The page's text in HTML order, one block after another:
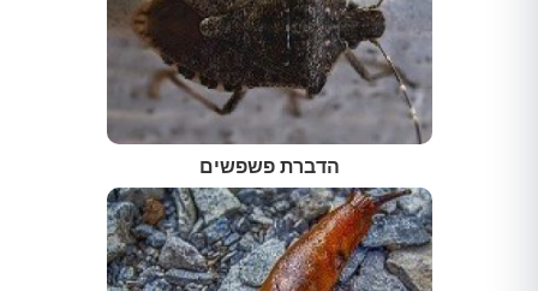
הדברת פשפשים